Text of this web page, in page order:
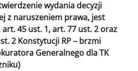
wydania decyzji
z naruszeniem prawa, jest
45 ust. 1, art. 77 ust. 2 oraz
2 Konstytucji RP – brzmi
Generalnego dla TK